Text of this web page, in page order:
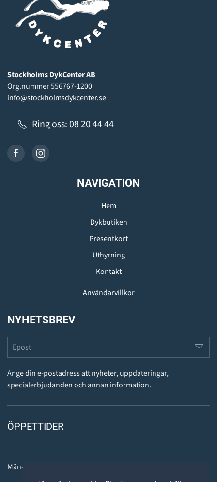
Stockholms DykCenter AB
Org.nummer 556767-1200
info@stockholmsdykcenter.se
Ring oss: 08 20 44 44
NAVIGATION
Hem
Dykbutiken
Presentkort
Uthyrning
Kontakt
Användarvillkor
NYHETSBREV
Ange din e-postadress att nyheter, uppdateringar,
specialerbjudanden och annan information.
ÖPPETTIDER
Mån-fre: 11 - 18